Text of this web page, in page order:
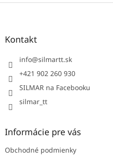
Z
Kontakt
info@silmartt.sk
+421 902 260 930
SILMAR na Facebooku
silmar_tt
Informácie pre vás
Obchodné podmienky